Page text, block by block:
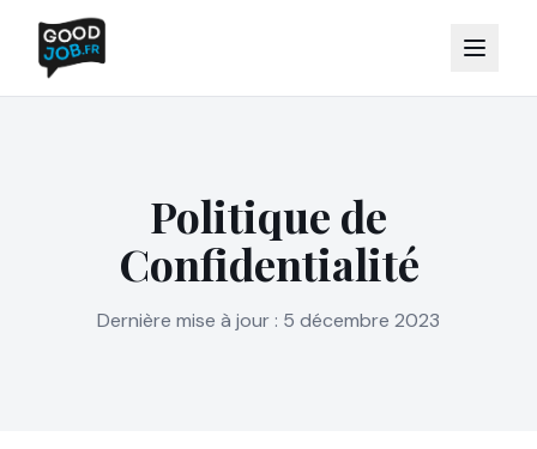
Politique de
Confidentialité
Dernière mise à jour : 5 décembre 2023